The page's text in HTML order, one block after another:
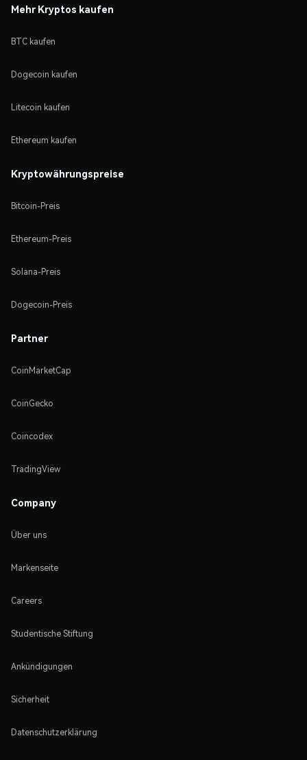
Mehr Kryptos kaufen
BTC kaufen
Dogecoin kaufen
Litecoin kaufen
Ethereum kaufen
Kryptowährungspreise
Bitcoin-Preis
Ethereum-Preis
Solana-Preis
Dogecoin-Preis
Partner
CoinMarketCap
CoinGecko
Coincodex
TradingView
Company
Über uns
Markenseite
Careers
Studentische Stiftung
Ankündigungen
Sicherheit
Datenschutzerklärung